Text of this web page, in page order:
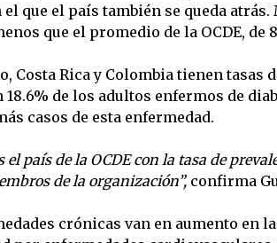
que el país también se queda atrás.
que el promedio de la OCDE, de
Costa Rica y Colombia tienen tasas
18.6% de los adultos enfermos de
casos de esta enfermedad.
el país de la OCDE con la tasa de
de la organización”,confirma
crónicas van en aumento en